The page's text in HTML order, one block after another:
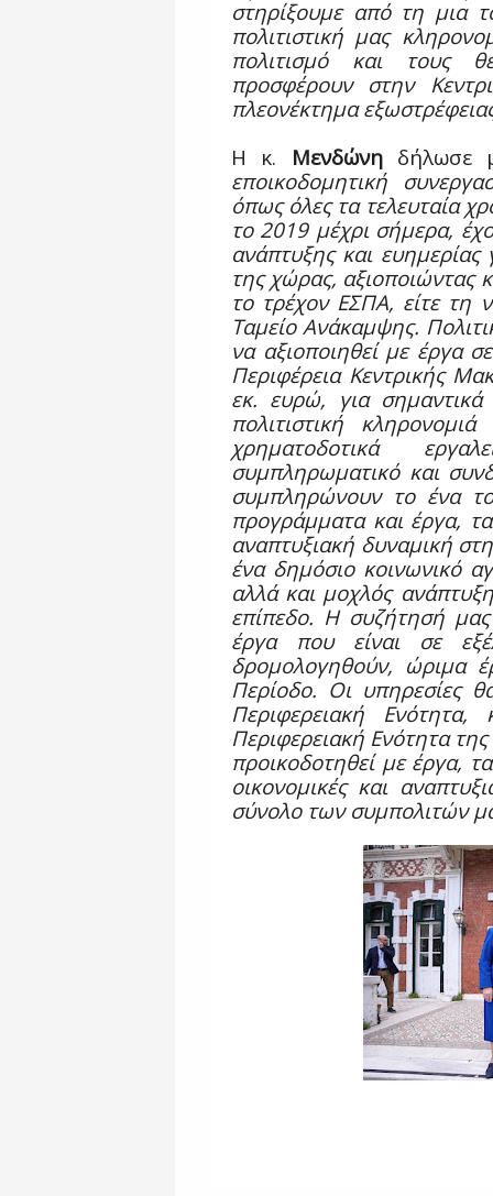
στηρίξουμε από τη μια
πολιτιστική μας
πολιτισμό και τους
προσφέρουν στην
πλεονέκτημα
Η κ. Μενδώνη δήλωσε
εποικοδομητική
όπως όλες τα τελευταία
το 2019 μέχρι σήμερα,
ανάπτυξης και ευημερίας
της χώρας, αξιοποιώντας
το τρέχον ΕΣΠΑ, είτε τη
Ταμείο Ανάκαμψης.
να αξιοποιηθεί με έργα
Περιφέρεια Κεντρικής
εκ. ευρώ, για
πολιτιστική
χρηματοδοτικά
συμπληρωματικό και
συμπληρώνουν το ένα
προγράμματα και έργα,
αναπτυξιακή δυναμική
ένα δημόσιο κοινωνικό
αλλά και μοχλός
επίπεδο. Η συζήτησή
έργα που είναι σε
δρομολογηθούν, ώριμα
Περίοδο. Οι υπηρεσίες
Περιφερειακή
Περιφερειακή Ενότητα
προικοδοτηθεί με έργα,
οικονομικές και
σύνολο των συμπολιτών